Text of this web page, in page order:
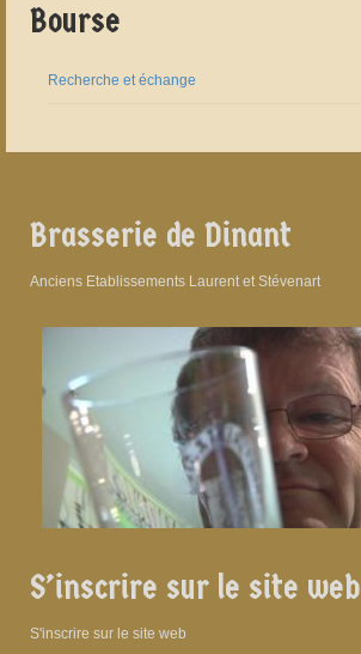
Bourse
Recherche et échange
Brasserie de Dinant
Anciens Etablissements Laurent et Stévenart
S’inscrire sur le site web
S'inscrire sur le site web